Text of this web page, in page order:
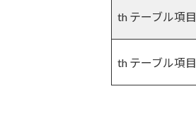
th テーブル項目
th テーブル項目